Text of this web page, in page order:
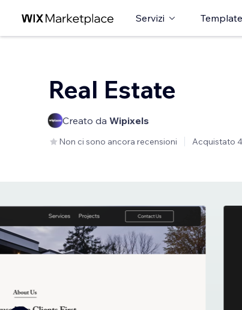
Servizi
Real Estate
Creato da Wipixels
Non ci sono ancora recensioni Acquistato